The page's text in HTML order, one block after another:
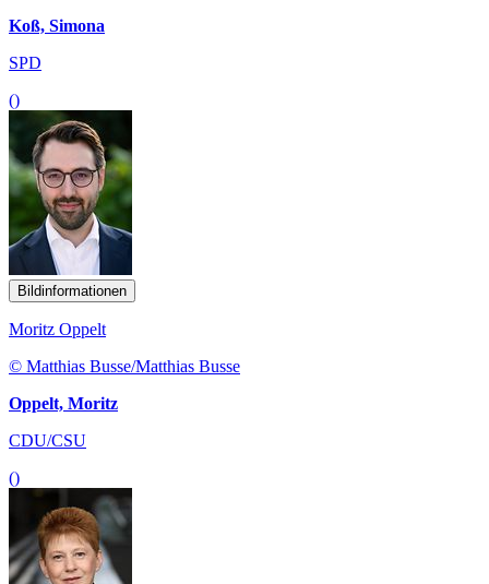
Koß, Simona
SPD
()
Bildinformationen
Moritz Oppelt
© Matthias Busse/Matthias Busse
Oppelt, Moritz
CDU/CSU
()